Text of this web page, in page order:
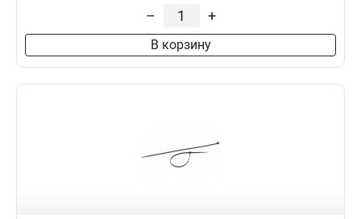
– +
В корзину